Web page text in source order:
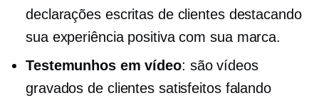
declarações escritas de clientes destacando
sua experiência positiva com sua marca.
Testemunhos em vídeo: são vídeos
gravados de clientes satisfeitos falando